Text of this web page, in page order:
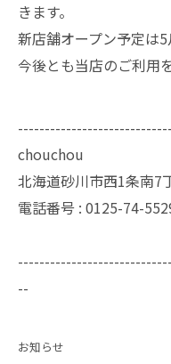
きます。
新店舗オープン予定は5
今後とも当店のご利用
chouchou
北海道砂川市西1条南7
電話番号 : 0125-74-
--
お知らせ